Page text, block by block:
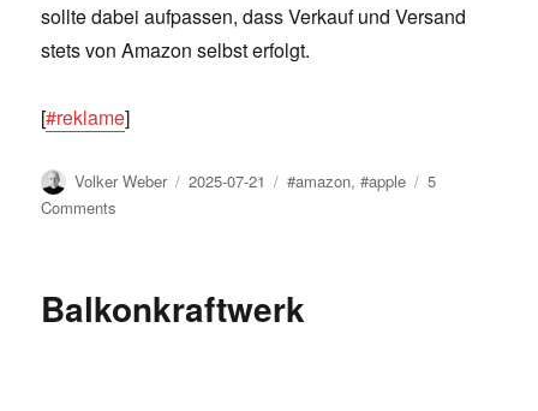
sollte dabei aufpassen, dass Verkauf und Versand
stets von Amazon selbst erfolgt.
[#reklame]
Author
Volker Weber
Posted
2025-07-21 Tags
#amazon,#apple
5
Comments
Balkonkraftwerk